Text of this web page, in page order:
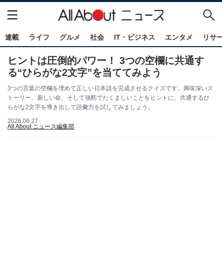
連載 ライフ グルメ 社会 IT・ビジネス エンタメ リサ
ヒントは圧倒的パワー！ 3つの空欄に共通す
る“ひらがな2文字”を当ててみよう
3つの言葉の空欄を埋めて正しい日本語を完成させるクイズです。興味深いス
トーリー、新しい命、そして強靭でたくましいことをヒントに、共通するひ
らがな2文字を導き出して語彙力を試してみましょう。
2026.06.27
All About ニュース編集部